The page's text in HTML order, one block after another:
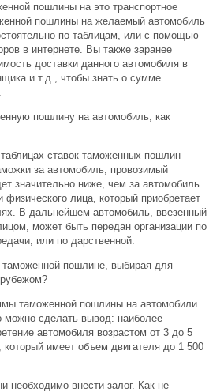
пошлины на это транспортное
пошлины на желаемый автомобиль
по таблицам, или с помощью
в интернете. Вы также заранее
доставки данного автомобиля в
и т.д., чтобы знать о сумме
пошлину на автомобиль, как
ставок таможенных пошлин
за автомобиль, провозимый
значительно ниже, чем за автомобиль
физического лица, который приобретает
В дальнейшем автомобиль, ввезенный
может быть передан организации по
или по дарственной.
таможенной пошлине, выбирая для
таможенной пошлины на автомобили
можно сделать вывод: наиболее
автомобиля возрастом от 3 до 5
имеет объем двигателя до 1 500
необходимо внести залог. Как не